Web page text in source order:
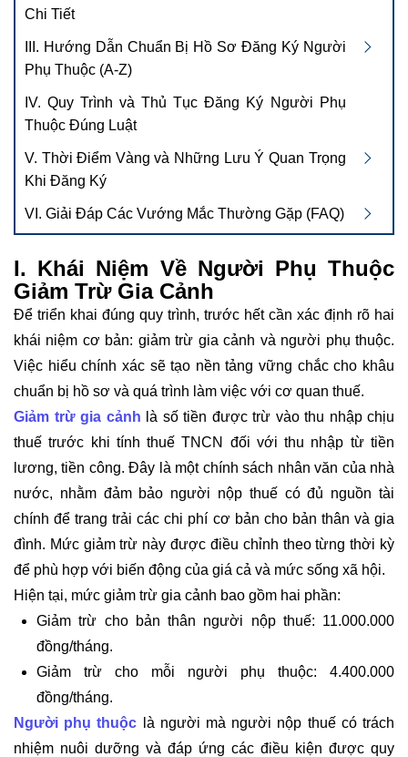
Chi Tiết
III. Hướng Dẫn Chuẩn Bị Hồ Sơ Đăng Ký Người
Phụ Thuộc (A-Z)
IV. Quy Trình và Thủ Tục Đăng Ký Người Phụ
Thuộc Đúng Luật
V. Thời Điểm Vàng và Những Lưu Ý Quan Trọng
Khi Đăng Ký
VI. Giải Đáp Các Vướng Mắc Thường Gặp (FAQ)
I. Khái Niệm Về Người Phụ Thuộc
Giảm Trừ Gia Cảnh
Để triển khai đúng quy trình, trước hết cần xác định rõ hai
khái niệm cơ bản: giảm trừ gia cảnh và người phụ thuộc.
Việc hiểu chính xác sẽ tạo nền tảng vững chắc cho khâu
chuẩn bị hồ sơ và quá trình làm việc với cơ quan thuế.
Giảm trừ gia cảnh là số tiền được trừ vào thu nhập chịu
thuế trước khi tính thuế TNCN đối với thu nhập từ tiền
lương, tiền công. Đây là một chính sách nhân văn của nhà
nước, nhằm đảm bảo người nộp thuế có đủ nguồn tài
chính để trang trải các chi phí cơ bản cho bản thân và gia
đình. Mức giảm trừ này được điều chỉnh theo từng thời kỳ
để phù hợp với biến động của giá cả và mức sống xã hội.
Hiện tại, mức giảm trừ gia cảnh bao gồm hai phần:
Giảm trừ cho bản thân người nộp thuế: 11.000.000
đồng/tháng.
Giảm trừ cho mỗi người phụ thuộc: 4.400.000
đồng/tháng.
Người phụ thuộc
là người mà người nộp thuế có trách
nhiệm nuôi dưỡng và đáp ứng các điều kiện được quy